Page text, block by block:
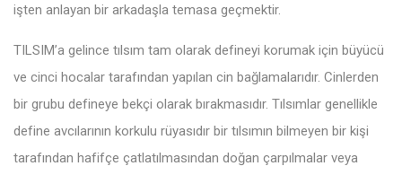
işten anlayan bir arkadaşla temasa geçmektir.
TILSIM’a gelince tılsım tam olarak defineyi korumak için büyücü
ve cinci hocalar tarafından yapılan cin bağlamalarıdır. Cinlerden
bir grubu defineye bekçi olarak bırakmasıdır. Tılsımlar genellikle
define avcılarının korkulu rüyasıdır bir tılsımın bilmeyen bir kişi
tarafından hafifçe çatlatılmasından doğan çarpılmalar veya